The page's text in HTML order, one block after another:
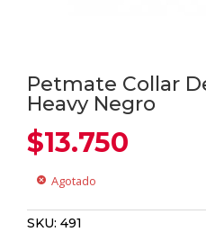
Petmate Collar
Heavy Negro
$13.750
cancel Agotado
SKU:491